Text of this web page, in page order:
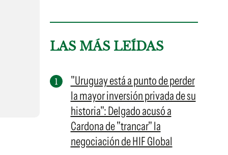
Suscribite x US$ 3,45
LAS MÁS LEÍDAS
"Uruguay está a punto de perder
la mayor inversión privada de su
historia": Delgado acusó a
Cardona de "trancar" la
negociación de HIF Global